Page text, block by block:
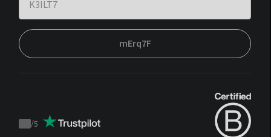
mErq7F
Trustpilot
/5